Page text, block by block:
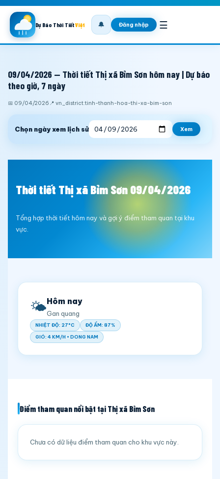
Dự Báo Thời TiếtViệt 🔔 Đăng nhập ☰
09/04/2026 — Thời tiết Thị xã Bỉm Sơn hôm nay | Dự báo
theo giờ, 7 ngày
📅 09/04/2026 📍 vn_district:tinh-thanh-hoa-thi-xa-bim-son
Chọn ngày xem lịch sử Xem
Thời tiết Thị xã Bỉm Sơn 09/04/2026
Tổng hợp thời tiết hôm nay và gợi ý điểm tham quan tại khu
vực.
🌤️Hôm nay
Gan quang
NHIỆT ĐỘ: 27°C ĐỘ ẨM: 87%
GIÓ: 4 KM/H • DONG NAM
Điểm tham quan nổi bật tại Thị xã Bỉm Sơn
Chưa có dữ liệu điểm tham quan cho khu vực này.